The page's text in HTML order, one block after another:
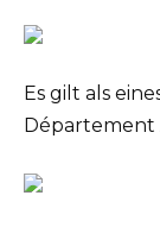
Es gilt als
Département